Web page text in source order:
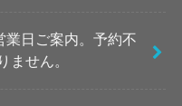
業日ご案内。予約不
ません。